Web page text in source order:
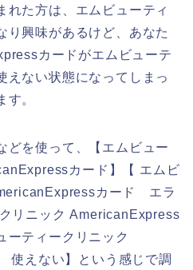
れた方は、エムビューティ
り興味があるけど、あなた
カードがエムビューテ
えない状態になってしまっ
す。
どを使って、【エムビュー
カード】【 エムビ
カード エラ
リニック AmericanExpress
ティークリニック
えない】という感じで調